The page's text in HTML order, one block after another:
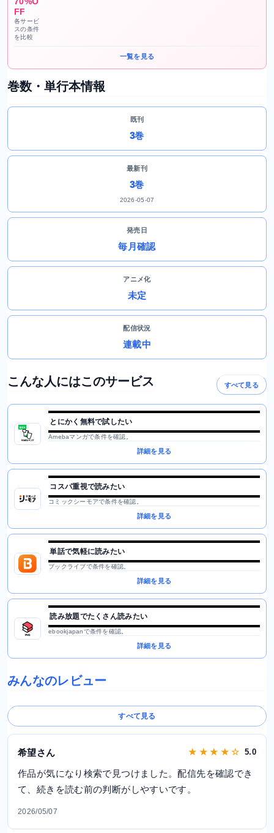
FF
各サービ
スの条件
を比較
一覧を見る
巻数・単行本情報
既刊
3巻
最新刊
3巻
2026-05-07
発売日
毎月確認
アニメ化
未定
配信状況
連載中
こんな人にはこのサービス すべて見る
とにかく無料で試したい
Amebaマンガで条件を確認。
詳細を見る
コスパ重視で読みたい
コミックシーモアで条件を確認。
詳細を見る
単話で気軽に読みたい
ブックライブで条件を確認。
詳細を見る
読み放題でたくさん読みたい
ebookjapanで条件を確認。
詳細を見る
みんなのレビュー
すべて見る
希望さん ★ ★ ★ ★ ☆ 5.0
作品が気になり検索で見つけました。配信先を確認でき
て、続きを読む前の判断がしやすいです。
2026/05/07